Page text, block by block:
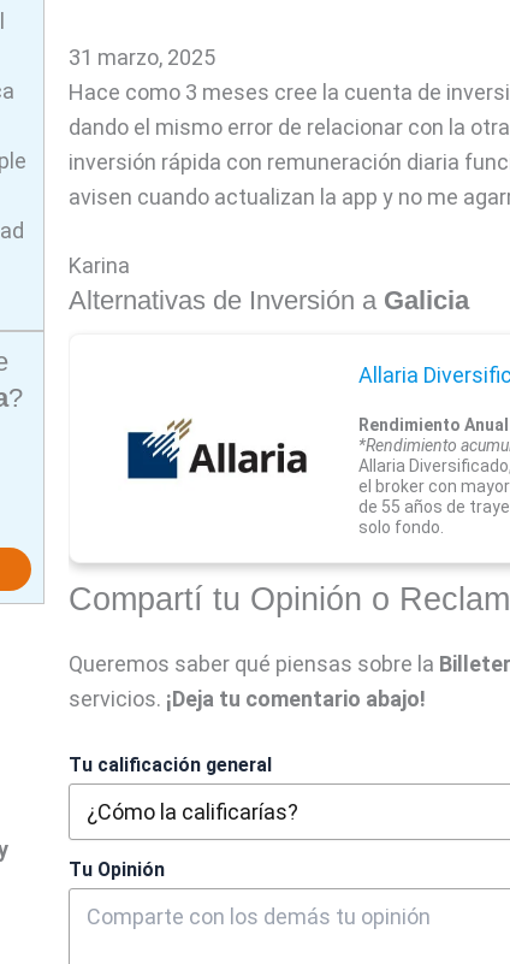
?
31 marzo, 2025
Hace como 3 meses cree la cuenta de
dando el mismo error de relacionar con la
inversión rápida con remuneración diaria
avisen cuando actualizan la app y no me
Karina
Alternativas de Inversión a Galicia
Allaria
Rendimiento
*Rendimiento
Allaria
el broker con
de 55 años de
solo fondo.
Compartí tu Opinión o
Queremos saber qué piensas sobre la
servicios. ¡Deja tu comentario abajo!
Tu calificación general
Tu Opinión